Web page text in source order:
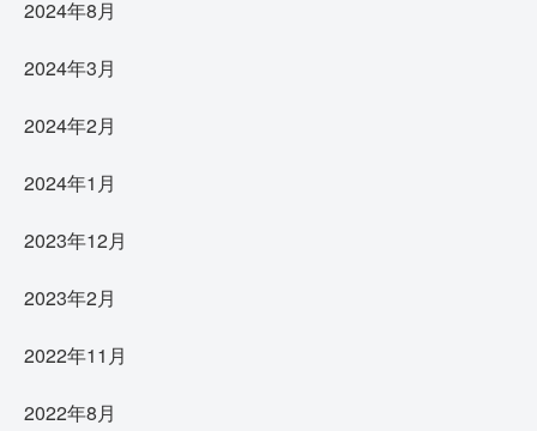
2024年8月
2024年3月
2024年2月
2024年1月
2023年12月
2023年2月
2022年11月
2022年8月